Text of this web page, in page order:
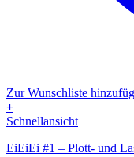
Zur Wunschliste
+
Dieses
weist
Schnellansicht
EiEiEi #1 – Plott- und